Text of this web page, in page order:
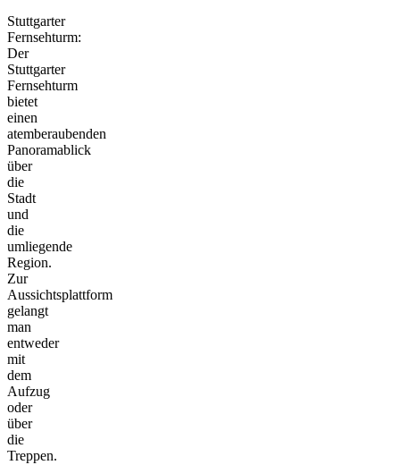
Stuttgarter
Fernsehturm:
Der
Stuttgarter
Fernsehturm
bietet
einen
atemberaubenden
Panoramablick
über
die
Stadt
und
die
umliegende
Region.
Zur
Aussichtsplattform
gelangt
man
entweder
mit
dem
Aufzug
oder
über
die
Treppen.